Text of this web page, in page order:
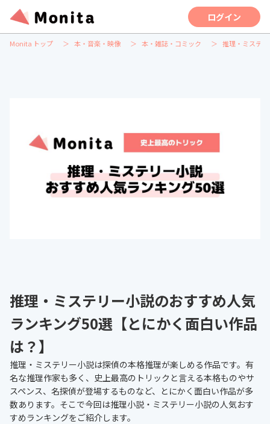
ログイン
Monita トップ 本・音楽・映像 本・雑誌・コミック 推理・ミステ
推理・ミステリー小説のおすすめ人気
ランキング50選【とにかく面白い作品
は？】
推理・ミステリー小説は探偵の本格推理が楽しめる作品です。有
名な推理作家も多く、史上最高のトリックと言える本格ものやサ
スペンス、名探偵が登場するものなど、とにかく面白い作品が多
数あります。そこで今回は推理小説・ミステリー小説の人気おす
すめランキングをご紹介します。